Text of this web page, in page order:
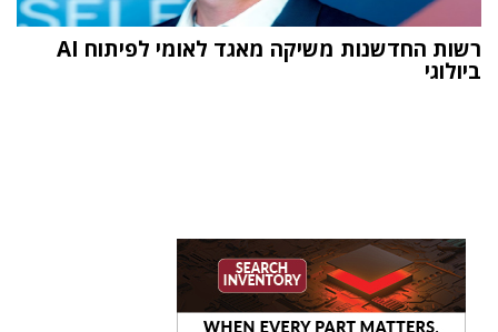
רשות החדשנות משיקה מאגד לאומי לפיתוח AI
ביולוגי